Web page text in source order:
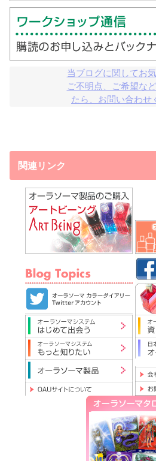
当ブログに関してお気
ご不明点、ご希望な
たら、お問い合わせ
関連リンク